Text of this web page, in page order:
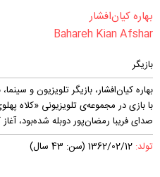
‏بهاره کیان‌افشار‏
Bahareh Kian Afshar
بازیگر
با بازی در مجموعه‌ی تلویزیونی «کلاه
صدای فریبا رمضان‌پور دوبله شده‌بود، آغاز
تولد: